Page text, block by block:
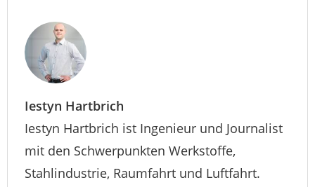
Iestyn Hartbrich
Iestyn Hartbrich ist Ingenieur und Journalist
mit den Schwerpunkten Werkstoffe,
Stahlindustrie, Raumfahrt und Luftfahrt.